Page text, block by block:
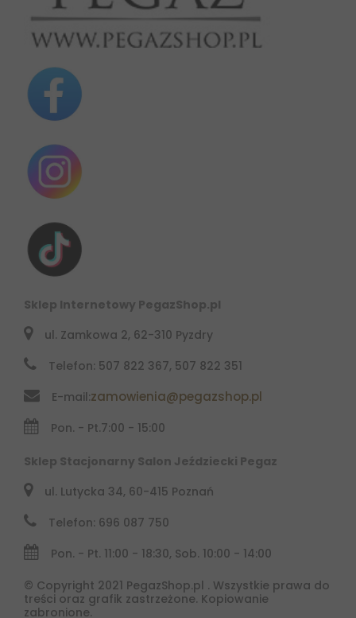
Sklep Internetowy PegazShop.pl
ul. Zamkowa 2, 62-310 Pyzdry
Telefon: 507 822 367, 507 822 351
E-mail:zamowienia@pegazshop.pl
Pon. - Pt.7:00 - 15:00
Sklep Stacjonarny Salon Jeździecki Pegaz
ul. Lutycka 34, 60-415 Poznań
Telefon: 696 087 750
Pon. - Pt. 11:00 - 18:30, Sob. 10:00 - 14:00
© Copyright 2021 PegazShop.pl . Wszystkie prawa do
treści oraz grafik zastrzeżone. Kopiowanie
zabronione.